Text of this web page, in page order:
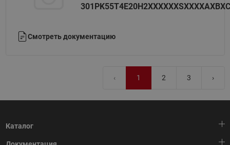
Смотреть документацию
‹ 1 2 3 ›
Каталог